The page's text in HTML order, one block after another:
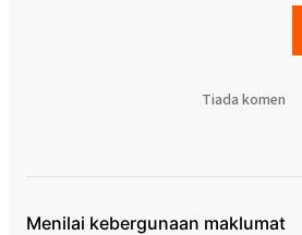
Tiada komen
Menilai kebergunaan maklumat